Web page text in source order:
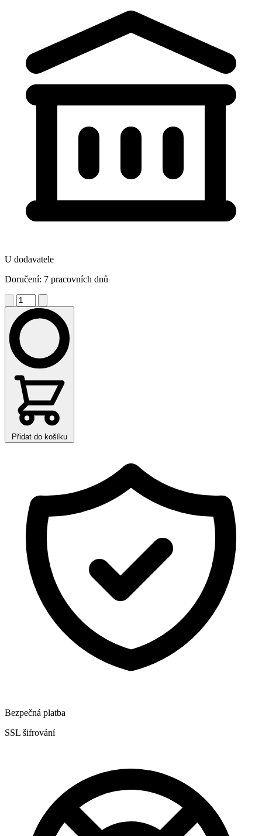
U dodavatele
Doručení: 7 pracovních dnů
Přidat do košíku
Bezpečná platba
SSL šifrování